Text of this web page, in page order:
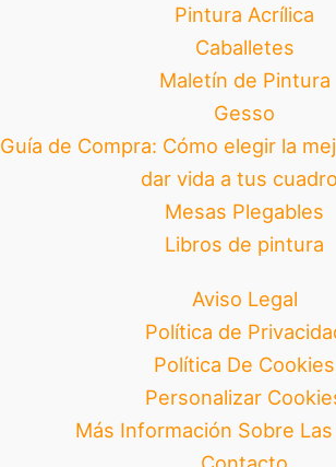
Pintura Acrílica
Caballetes
Maletín de Pintura
Gesso
Guía de Compra: Cómo elegir la
dar vida a tus
Mesas Plegables
Libros de pintura
Aviso Legal
Política de
Política De Cookies
Personalizar
Más Información Sobre